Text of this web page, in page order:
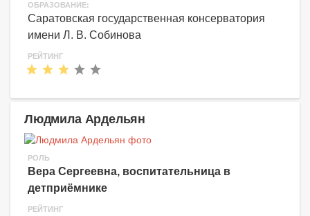
ОБРАЗОВАНИЕ:
Саратовская государственная консерватория
имени Л. В. Собинова
РЕЙТИНГ
Людмила Ардельян
РОЛЬ
Вера Сергеевна, воспитательница в
детприёмнике
РЕЙТИНГ